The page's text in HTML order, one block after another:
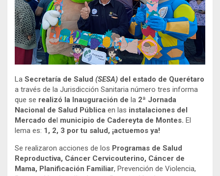
La Secretaría de Salud (SESA) del estado de Querétaro
a través de la Jurisdicción Sanitaria número tres informa
que se realizó la Inauguración de la 2ª Jornada
Nacional de Salud Pública en las instalaciones del
Mercado del municipio de Cadereyta de Montes. El
lema es: 1, 2, 3 por tu salud, ¡actuemos ya!
Se realizaron acciones de los Programas de Salud
Reproductiva, Cáncer Cervicouterino, Cáncer de
Mama, Planificación Familiar, Prevención de Violencia,